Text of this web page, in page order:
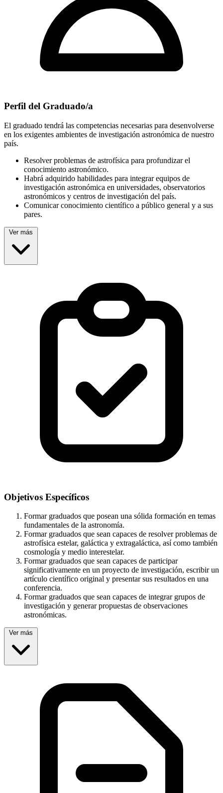
Perfil del Graduado/a
El graduado tendrá las competencias necesarias para desenvolverse
en los exigentes ambientes de investigación astronómica de nuestro
país.
Resolver problemas de astrofísica para profundizar el
conocimiento astronómico.
Habrá adquirido habilidades para integrar equipos de
investigación astronómica en universidades, observatorios
astronómicos y centros de investigación del país.
Comunicar conocimiento científico a público general y a sus
pares.
Ver más
Objetivos Específicos
Formar graduados que posean una sólida formación en temas
fundamentales de la astronomía.
Formar graduados que sean capaces de resolver problemas de
astrofísica estelar, galáctica y extragaláctica, así como también
cosmología y medio interestelar.
Formar graduados que sean capaces de participar
significativamente en un proyecto de investigación, escribir un
artículo científico original y presentar sus resultados en una
conferencia.
Formar graduados que sean capaces de integrar grupos de
investigación y generar propuestas de observaciones
astronómicas.
Ver más